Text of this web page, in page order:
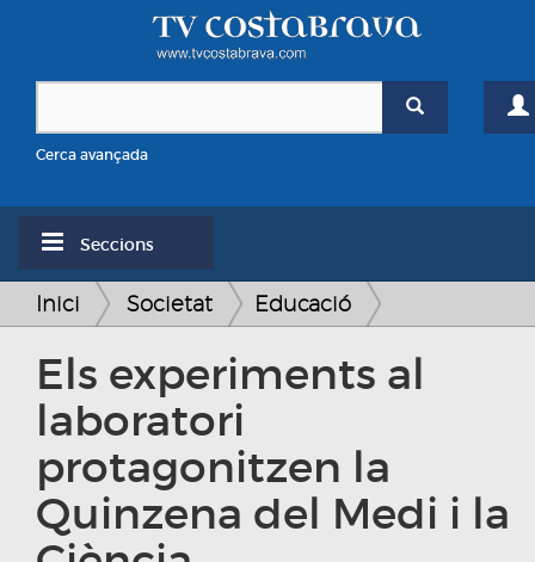
Cerca avançada
Seccions
Inici Societat Educació
Els experiments al
laboratori
protagonitzen la
Quinzena del Medi i la